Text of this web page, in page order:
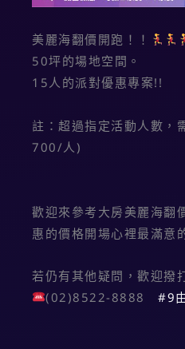
美麗海翻價開跑！！
50坪的場地空間。
15人的派對優惠專案!!
註：超過指定活動人數，
700/人)
歡迎來參考大房美麗海翻
惠的價格開場心裡最滿意
若仍有其他疑問，歡迎撥
(02)8522-8888#9